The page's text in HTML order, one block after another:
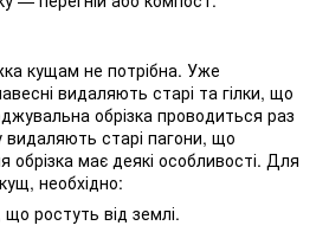
кущам не потрібна. Уже
видаляють старі та гілки, що
обрізка проводиться раз
видаляють старі пагони, що
обрізка має деякі особливості. Для
необхідно:
що ростуть від землі.